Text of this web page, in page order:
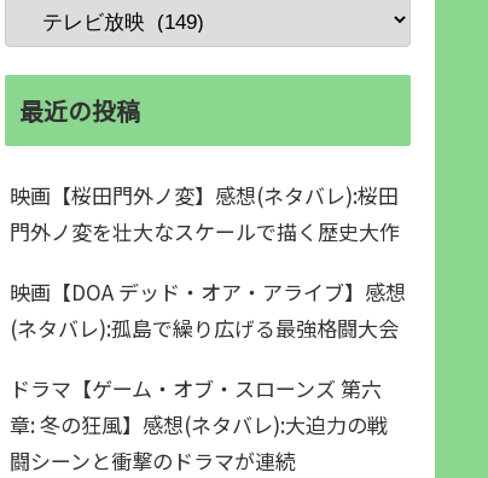
最近の投稿
映画【桜田門外ノ変】感想(ネタバレ):桜田
門外ノ変を壮大なスケールで描く歴史大作
映画【DOA デッド・オア・アライブ】感想
(ネタバレ):孤島で繰り広げる最強格闘大会
ドラマ【ゲーム・オブ・スローンズ 第六
章: 冬の狂風】感想(ネタバレ):大迫力の戦
闘シーンと衝撃のドラマが連続